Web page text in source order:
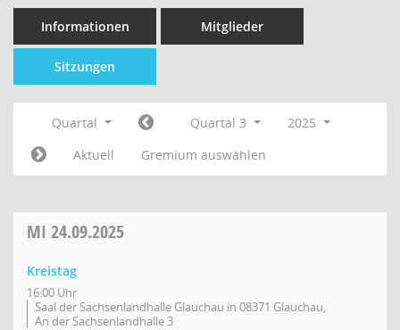
Informationen Mitglieder
Sitzungen
Quartal Quartal 3
2025
Aktuell
Gremium auswählen
MI 24.09.2025
Kreistag
16:00 Uhr
Saal der Sachsenlandhalle Glauchau in 08371 Glauchau,
An der Sachsenlandhalle 3